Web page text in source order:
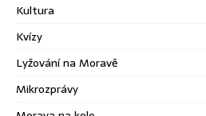
Kultura
Kvízy
Lyžování na Moravě
Mikrozprávy